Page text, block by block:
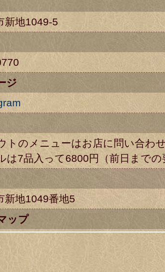
新地1049-5
ジ
トのメニューはお店に問い合わ
は7品入って6800円（前日まで
新地1049番地5
ップ